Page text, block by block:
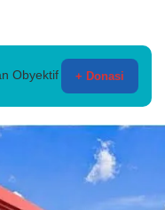
Obyektif + Donasi